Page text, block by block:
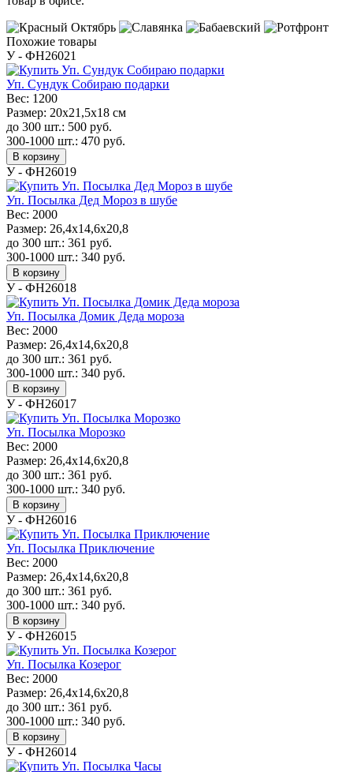
Похожие товары
У - ФН26021
Уп. Сундук Собираю подарки
Вес: 1200
Размер: 20x21,5x18 см
до 300 шт.: 500 руб.
300-1000 шт.: 470 руб.
В корзину
У - ФН26019
Уп. Посылка Дед Мороз в шубе
Вес: 2000
Размер: 26,4x14,6x20,8
до 300 шт.: 361 руб.
300-1000 шт.: 340 руб.
В корзину
У - ФН26018
Уп. Посылка Домик Деда мороза
Вес: 2000
Размер: 26,4x14,6x20,8
до 300 шт.: 361 руб.
300-1000 шт.: 340 руб.
В корзину
У - ФН26017
Уп. Посылка Морозко
Вес: 2000
Размер: 26,4x14,6x20,8
до 300 шт.: 361 руб.
300-1000 шт.: 340 руб.
В корзину
У - ФН26016
Уп. Посылка Приключение
Вес: 2000
Размер: 26,4x14,6x20,8
до 300 шт.: 361 руб.
300-1000 шт.: 340 руб.
В корзину
У - ФН26015
Уп. Посылка Козерог
Вес: 2000
Размер: 26,4x14,6x20,8
до 300 шт.: 361 руб.
300-1000 шт.: 340 руб.
В корзину
У - ФН26014